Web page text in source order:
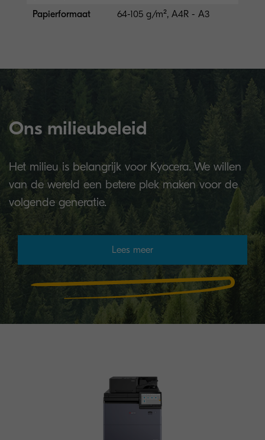
Papierformaat
64-105 g/m², A4R - A3
Ons milieubeleid
Het milieu is belangrijk voor Kyocera. We willen
van de wereld een betere plek maken voor de
volgende generatie.
Lees meer